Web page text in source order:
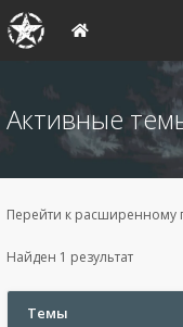
Активные
Перейти к расширенному
Найден 1 результат
Темы